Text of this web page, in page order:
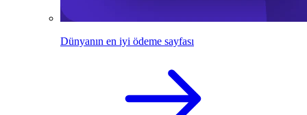
Dünyanın en iyi ödeme sayfası